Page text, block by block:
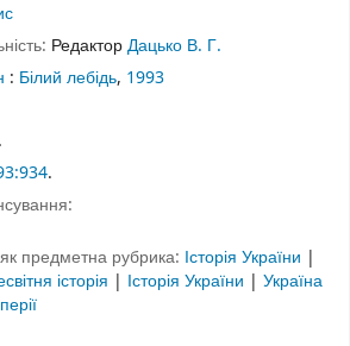
РедакторДацько В. Г.
: Білий лебідь, 1993
.
.
предметна рубрика: Історія України |
історія | Історія України | Україна